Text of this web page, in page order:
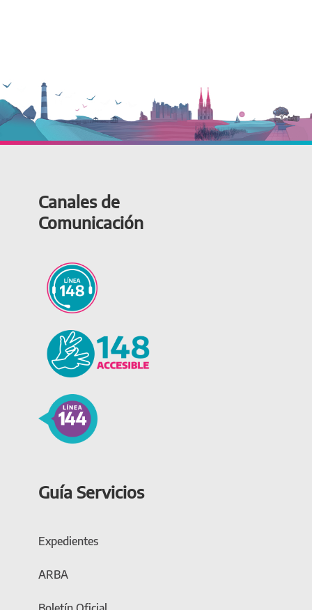
Canales de
Comunicación
Guía Servicios
Expedientes
ARBA